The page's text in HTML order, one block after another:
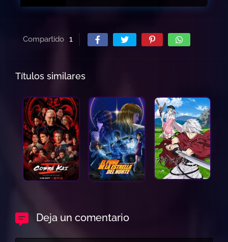
Compartido 1
Títulos similares
Deja un comentario